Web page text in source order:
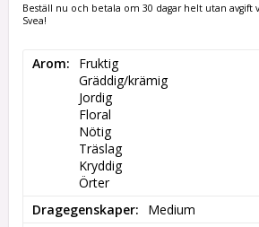
Beställ nu och betala om 30 dagar helt utan avgift
Svea!
Arom
Fruktig
Gräddig/krämig
Jordig
Floral
Nötig
Träslag
Kryddig
Örter
Dragegenskaper
Medium